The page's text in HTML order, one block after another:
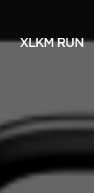
XLKM RUN